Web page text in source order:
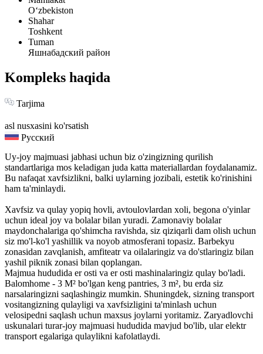
Oʻzbekiston
Shahar
Toshkent
Tuman
Яшнабадский район
Kompleks haqida
Tarjima
asl nusxasini ko'rsatish
Русский
Uy-joy majmuasi jabhasi uchun biz o'zingizning qurilish
standartlariga mos keladigan juda katta materiallardan foydalanamiz.
Bu nafaqat xavfsizlikni, balki uylarning jozibali, estetik ko'rinishini
ham ta'minlaydi.
Xavfsiz va qulay yopiq hovli, avtoulovlardan xoli, begona o'yinlar
uchun ideal joy va bolalar bilan yuradi. Zamonaviy bolalar
maydonchalariga qo'shimcha ravishda, siz qiziqarli dam olish uchun
siz mo'l-ko'l yashillik va noyob atmosferani topasiz. Barbekyu
zonasidan zavqlanish, amfiteatr va oilalaringiz va do'stlaringiz bilan
yashil piknik zonasi bilan qoplangan.
Majmua hududida er osti va er osti mashinalaringiz qulay bo'ladi.
Balomhome - 3 M² bo'lgan keng pantries, 3 m², bu erda siz
narsalaringizni saqlashingiz mumkin. Shuningdek, sizning transport
vositangizning qulayligi va xavfsizligini ta'minlash uchun
velosipedni saqlash uchun maxsus joylarni yoritamiz. Zaryadlovchi
uskunalari turar-joy majmuasi hududida mavjud bo'lib, ular elektr
transport egalariga qulaylikni kafolatlaydi.